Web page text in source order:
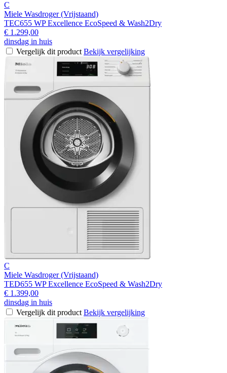
C
Miele Wasdroger (Vrijstaand)
TEC655 WP Excellence EcoSpeed & Wash2Dry
€ 1.299,00
dinsdag in huis
Vergelijk dit product Bekijk vergelijking
C
Miele Wasdroger (Vrijstaand)
TED655 WP Excellence EcoSpeed & Wash2Dry
€ 1.399,00
dinsdag in huis
Vergelijk dit product Bekijk vergelijking